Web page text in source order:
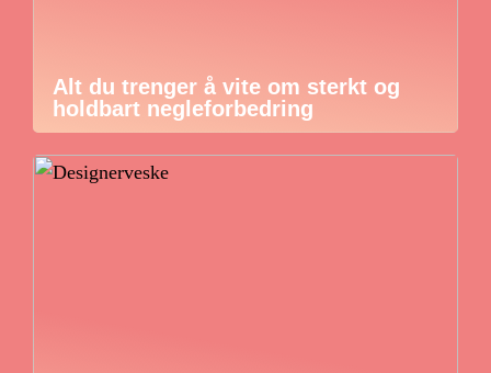
Alt du trenger å vite om sterkt og
holdbart negleforbedring